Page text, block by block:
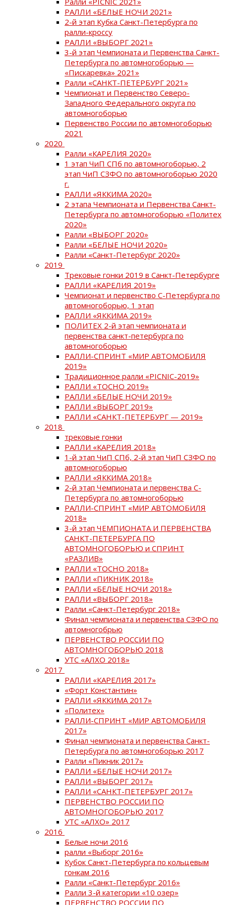
РАЛЛИ «БЕЛЫЕ НОЧИ 2021»
2-й этап Кубка Санкт-Петербурга по
ралли-кроссу
РАЛЛИ «ВЫБОРГ 2021»
3-й этап Чемпионата и Первенства Санкт-
Петербурга по автомногоборью —
«Пискаревка» 2021»
Ралли «САНКТ-ПЕТЕРБУРГ 2021»
Чемпионат и Первенство Северо-
Западного Федерального округа по
автомногоборью
Первенство России по автомногоборью
2021
2020
Ралли «КАРЕЛИЯ 2020»
1 этап ЧиП СПб по автомногоборью, 2
этап ЧиП СЗФО по автомногоборью 2020
г.
РАЛЛИ «ЯККИМА 2020»
2 этапа Чемпионата и Первенства Санкт-
Петербурга по автомногоборью «Политех
2020»
Ралли «ВЫБОРГ 2020»
Ралли «БЕЛЫЕ НОЧИ 2020»
Ралли «Санкт-Петербург 2020»
2019
Трековые гонки 2019 в Санкт-Петербурге
РАЛЛИ «КАРЕЛИЯ 2019»
Чемпионат и первенство С-Петербурга по
автомногоборью, 1 этап
РАЛЛИ «ЯККИМА 2019»
ПОЛИТЕХ 2-й этап чемпионата и
первенства санкт-петербурга по
автомногоборью
РАЛЛИ-СПРИНТ «МИР АВТОМОБИЛЯ
2019»
Традиционное ралли «PICNIC-2019»
РАЛЛИ «ТОСНО 2019»
РАЛЛИ «БЕЛЫЕ НОЧИ 2019»
РАЛЛИ «ВЫБОРГ 2019»
РАЛЛИ «САНКТ-ПЕТЕРБУРГ — 2019»
2018
трековые гонки
РАЛЛИ «КАРЕЛИЯ 2018»
1-й этап ЧиП СПб, 2-й этап ЧиП СЗФО по
автомногоборью
РАЛЛИ «ЯККИМА 2018»
2-й этап Чемпионата и первенства С-
Петербурга по автомногоборью
РАЛЛИ-СПРИНТ «МИР АВТОМОБИЛЯ
2018»
3-й этап ЧЕМПИОНАТА И ПЕРВЕНСТВА
САНКТ-ПЕТЕРБУРГА ПО
АВТОМНОГОБОРЬЮ и СПРИНТ
«РАЗЛИВ»
РАЛЛИ «ТОСНО 2018»
РАЛЛИ «ПИКНИК 2018»
РАЛЛИ «БЕЛЫЕ НОЧИ 2018»
РАЛЛИ «ВЫБОРГ 2018»
Ралли «Санкт-Петербург 2018»
Финал чемпионата и первенства СЗФО по
автомногобрью
ПЕРВЕНСТВО РОССИИ ПО
АВТОМНОГОБОРЬЮ 2018
УТС «АЛХО 2018»
2017
РАЛЛИ «КАРЕЛИЯ 2017»
«Форт Константин»
РАЛЛИ «ЯККИМА 2017»
«Политех»
РАЛЛИ-СПРИНТ «МИР АВТОМОБИЛЯ
2017»
Финал чемпионата и первенства Санкт-
Петербурга по автомногоборью 2017
Ралли «Пикник 2017»
РАЛЛИ «БЕЛЫЕ НОЧИ 2017»
РАЛЛИ «ВЫБОРГ 2017»
РАЛЛИ «САНКТ-ПЕТЕРБУРГ 2017»
ПЕРВЕНСТВО РОССИИ ПО
АВТОМНОГОБОРЬЮ 2017
УТС «АЛХО» 2017
2016
Белые ночи 2016
ралли «Выборг 2016»
Кубок Санкт-Петербурга по кольцевым
гонкам 2016
Ралли «Санкт-Петербург 2016»
Ралли 3-й категории «10 озер»
ПЕРВЕНСТВО РОССИИ ПО